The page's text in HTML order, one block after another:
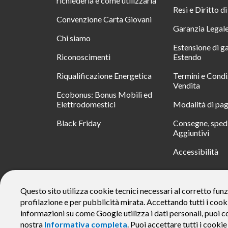
Convenzione Carta Giovani
Chi siamo
Riconoscimenti
Riqualificazione Energetica
Ecobonus: Bonus Mobili ed
Elettrodomestici
Black Friday
Resi e Diritto di
Garanzia
Estensione di
Estendo
Termini e
Vendita
Modalità di
Consegne,
Aggiuntivi
Accessibilità
Messaggio pubblicitario con finalità promozionale. Offerta di
rate da € 40 costi accessori dell’offerta azzerati. Importo
responsabile e di conoscere eventuali altre offerte
Questo sito utilizza cookie tecnici necessari al corretto
profilazione e per pubblicità mirata. Accettando tutti i
informazioni su come Google utilizza i dati personali, puoi
nostra Informativa completa. Puoi accettare tutti i